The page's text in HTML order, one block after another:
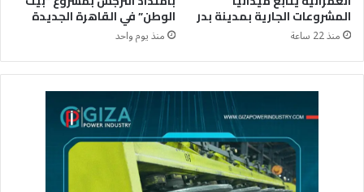
المشروعات الجارية بمدينة بدر
منذ 22 ساعة
الوطن” في القاهرة الجديدة
منذ يوم واحد